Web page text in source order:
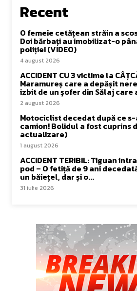
Recent
O femeie cetățean străin a
Doi bărbați au imobilizat-o
poliției (VIDEO)
4 august 2026
ACCIDENT CU 3 victime la
Maramureș care a depășit
izbit de un șofer din Sălaj care
2 august 2026
Motociclist decedat după ce
camion! Bolidul a fost cuprins
actualizare)
1 august 2026
ACCIDENT TERIBIL: Tiguan
pod – O fetiță de 9 ani
un băiețel, dar și o...
31 iulie 2026